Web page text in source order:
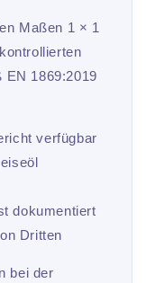
Maßen 1 × 1
EN 1869:2019
verfügbar
dokumentiert
Dritten
bei der